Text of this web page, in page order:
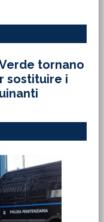
tornano
sostituire i